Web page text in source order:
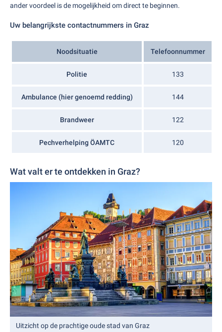
ander voordeel is de mogelijkheid om direct te beginnen.
Uw belangrijkste contactnummers in Graz
Noodsituatie Telefoonnummer
Politie 133
Ambulance (hier genoemd redding) 144
Brandweer 122
Pechverhelping ÖAMTC 120
Wat valt er te ontdekken in Graz?
Uitzicht op de prachtige oude stad van Graz